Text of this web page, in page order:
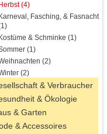
Herbst (4)
Karneval, Fasching, & Fasnacht
Kostüme & Schminke (1)
(1)
(2)
(2)
& Verbraucher
& Ökologie
& Garten
& Accessoires